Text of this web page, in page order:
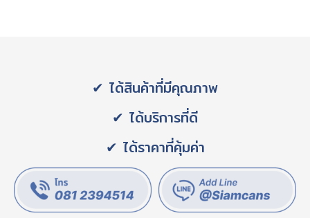
✔ ได้สินค้าที่มีคุณภาพ
✔ ได้บริการที่ดี
✔ ได้ราคาที่คุ้มค่า